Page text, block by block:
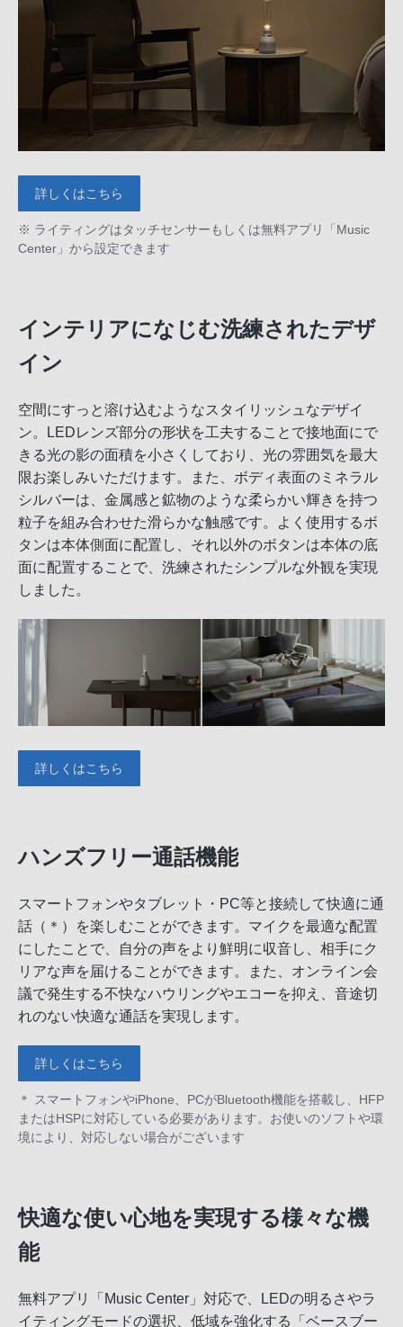
詳しくはこちら
※ ライティングはタッチセンサーもしくは無料アプリ「Music
Center」から設定できます
インテリアになじむ洗練されたデザ
イン
空間にすっと溶け込むようなスタイリッシュなデザイ
ン。LEDレンズ部分の形状を工夫することで接地面にで
きる光の影の面積を小さくしており、光の雰囲気を最大
限お楽しみいただけます。また、ボディ表面のミネラル
シルバーは、金属感と鉱物のような柔らかい輝きを持つ
粒子を組み合わせた滑らかな触感です。よく使用するボ
タンは本体側面に配置し、それ以外のボタンは本体の底
面に配置することで、洗練されたシンプルな外観を実現
しました。
詳しくはこちら
ハンズフリー通話機能
スマートフォンやタブレット・PC等と接続して快適に通
話（＊）を楽しむことができます。マイクを最適な配置
にしたことで、自分の声をより鮮明に収音し、相手にク
リアな声を届けることができます。また、オンライン会
議で発生する不快なハウリングやエコーを抑え、音途切
れのない快適な通話を実現します。
詳しくはこちら
＊ スマートフォンやiPhone、PCがBluetooth機能を搭載し、HFP
またはHSPに対応している必要があります。お使いのソフトや環
境により、対応しない場合がございます
快適な使い心地を実現する様々な機
能
無料アプリ「Music Center」対応で、LEDの明るさやラ
イティングモードの選択、低域を強化する「ベースブー